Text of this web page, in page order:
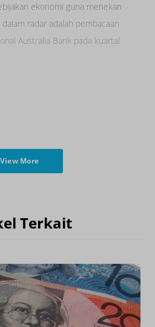
ekonomi guna menekan
radar adalah pembacaan
Australia Bank pada kuartal
View More
Terkait